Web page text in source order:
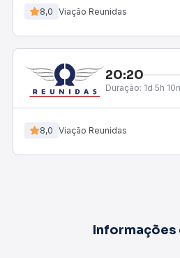
8,0 Viação Reunidas
20:20
Duração: 1d 5h
8,0 Viação Reunidas
Informações